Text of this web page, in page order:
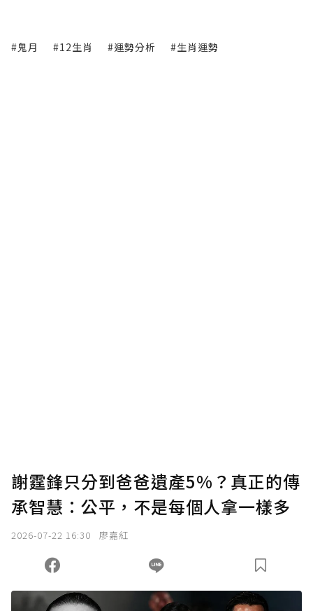
#鬼月 #12生肖 #運勢分析 #生肖運勢
謝霆鋒只分到爸爸遺產5%？真正的傳
承智慧：公平，不是每個人拿一樣多
2026-07-22 16:30 廖嘉紅